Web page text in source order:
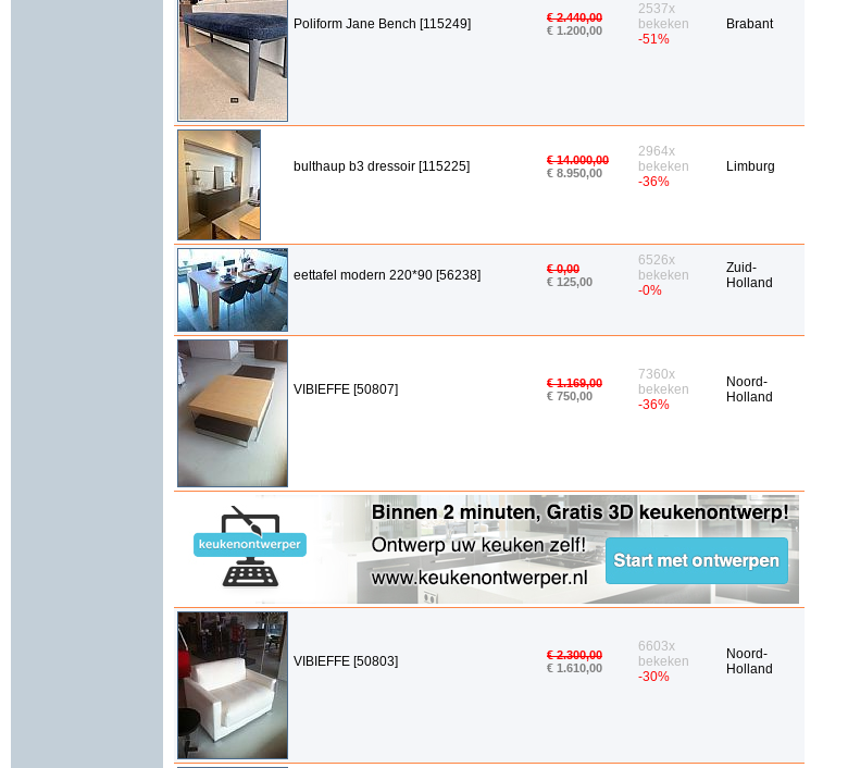
Poliform Jane Bench [115249]
€ 2.440,00
€ 1.200,00
2537x
bekeken
-51%
Brabant
bulthaup b3 dressoir [115225]
€ 14.000,00
€ 8.950,00
2964x
bekeken
-36%
Limburg
eettafel modern 220*90 [56238]
€ 0,00
€ 125,00
6526x
bekeken
-0%
Zuid-
Holland
VIBIEFFE [50807]
€ 1.169,00
€ 750,00
7360x
bekeken
-36%
Noord-
Holland
VIBIEFFE [50803]
€ 2.300,00
€ 1.610,00
6603x
bekeken
-30%
Noord-
Holland